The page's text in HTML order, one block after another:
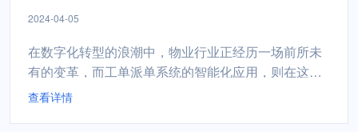
2024-04-05
在数字化转型的浪潮中，物业行业正经历一场前所未
有的变革，而工单派单系统的智能化应用，则在这场
变革中起到了关键的推动作用。工单派单系统以其独
查看详情